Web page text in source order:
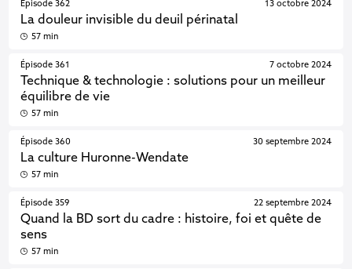
Épisode 362
La douleur invisible du deuil périnatal
13 octobre 2024
57 min
Épisode 361
Technique & technologie : solutions pour un meilleur
équilibre de vie
7 octobre 2024
57 min
Épisode 360
La culture Huronne-Wendate
30 septembre 2024
57 min
Épisode 359
Quand la BD sort du cadre : histoire, foi et quête de
sens
22 septembre 2024
57 min